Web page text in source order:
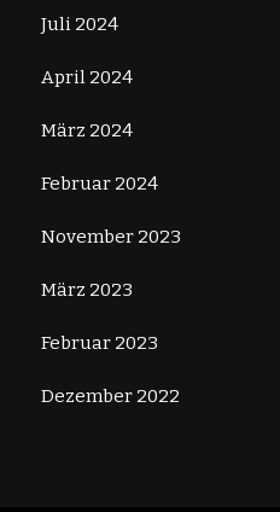
Juli 2024
April 2024
März 2024
Februar 2024
November 2023
März 2023
Februar 2023
Dezember 2022